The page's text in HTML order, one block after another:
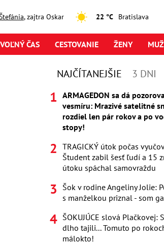
Štefánia, zajtra Oskar 22 °C
VOĽNÝ ČAS CESTOVANIE ŽENY
NAJČÍTANEJŠIE 3 DNI
ARMAGEDON sa dá
vesmíru: Mrazivé satelitné
rozdiel len pár rokov a po
stopy!
TRAGICKÝ útok počas
Študent zabil šesť ľudí a 15
útoku spáchal samovraždu
Šok v rodine Angeliny Jolie:
s manželkou priznal - som
ŠOKUJÚCE slová Plačkovej:
dlho tajili... Tomuto po
málokto!